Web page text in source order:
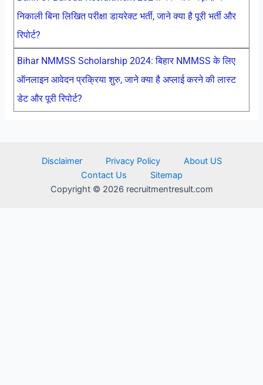
निकाली बिना लिखित परीक्षा डायरेक्ट भर्ती, जाने क्या है पूरी भर्ती और
रिपोर्ट?
Bihar NMMSS Scholarship 2024: बिहार NMMSS के लिए
ऑनलाइन आवेदन प्रक्रिया शुरु, जाने क्या है अप्लाई करने की लास्ट
डेट और पूरी रिपोर्ट?
Disclaimer Privacy Policy
About US
Contact Us
Sitemap
Copyright © 2026 recruitmentresult.com